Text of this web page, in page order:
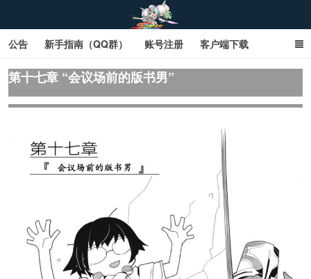
sd敢达ol_sd敢达ol钢达服_sd敢达钢达服_SD敢达数据库
公告 新手指南（QQ群） 账号注册 客户端下载
SD钢达服数据库（网页版） SD钢达服数据库（石墨版）
网页商城文字版
第十七章 “会议场前的版书男”